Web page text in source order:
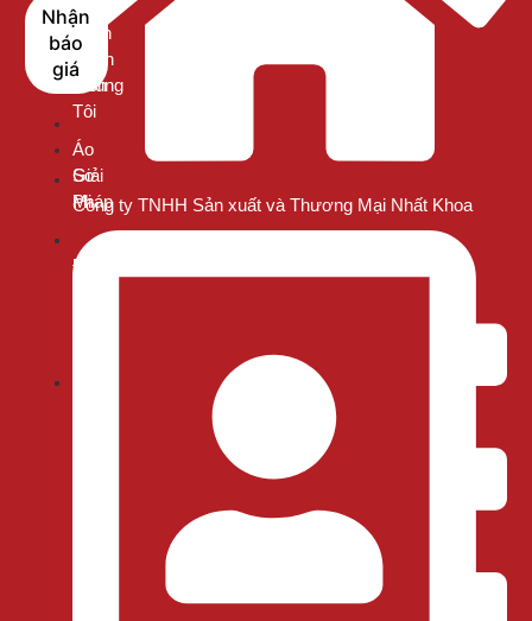
Công ty TNHH Sản xuất và Thương Mại Nhất Khoa
Sao
Nên
Chọn
Chúng
Tôi
Giải
Pháp
Lịch
Áo
Thun
Cổ
Tròn
Áo
Sơ
Mi
Đồng
Nhận
báo
giá